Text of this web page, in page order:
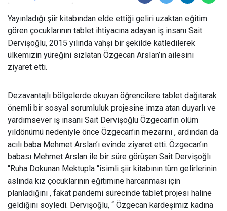
Yayınladığı şiir kitabından elde ettiği geliri uzaktan eğitim
gören çocuklarının tablet ihtiyacına adayan iş insanı Sait
Dervişoğlu, 2015 yılında vahşi bir şekilde katledilerek
ülkemizin yüreğini sızlatan Özgecan Arslan’ın ailesini
ziyaret etti.
Dezavantajlı bölgelerde okuyan öğrencilere tablet dağıtarak
önemli bir sosyal sorumluluk projesine imza atan duyarlı ve
yardımsever iş insanı Sait Dervişoğlu Özgecan’ın ölüm
yıldönümü nedeniyle önce Özgecan’ın mezarını , ardından da
acılı baba Mehmet Arslan’ı evinde ziyaret etti. Özgecan’ın
babası Mehmet Arslan ile bir süre görüşen Sait Dervişoğlı
“Ruha Dokunan Mektupla “isimli şiir kitabının tüm gelirlerinin
aslında kız çocuklarının eğitimine harcanması için
planladığını , fakat pandemi sürecinde tablet projesi haline
geldiğini söyledi. Dervişoğlu, “ Özgecan kardeşimiz kadına